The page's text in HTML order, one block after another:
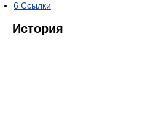
6 Ссылки
История